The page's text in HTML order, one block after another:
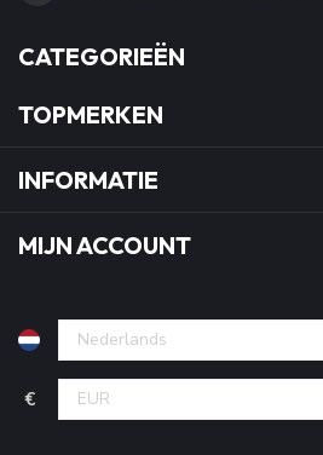
CATEGORIEËN
TOPMERKEN
INFORMATIE
MIJN ACCOUNT
€